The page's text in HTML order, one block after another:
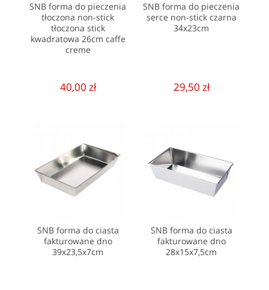
SNB forma do pieczenia
tłoczona non-stick
tłoczona stick
kwadratowa 26cm caffe
creme
40,00 zł
SNB forma do pieczenia
serce non-stick czarna
34x23cm
29,50 zł
SNB forma do ciasta
fakturowane dno
39x23,5x7cm
SNB forma do ciasta
fakturowane dno
28x15x7,5cm